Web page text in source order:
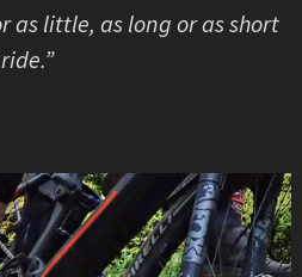
as little, as long or as short